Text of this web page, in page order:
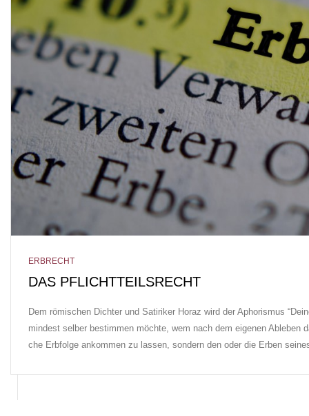
ERBRECHT
DAS PFLICHTTEILSRECHT
Dem rö­mi­schen Dich­ter und Sa­ti­ri­ker Ho­raz wird der Apho­ris­mus
min­dest sel­ber be­stim­men möch­te, wem nach dem ei­ge­nen
che Erb­fol­ge an­kom­men zu las­sen, son­dern den oder die Er­ben